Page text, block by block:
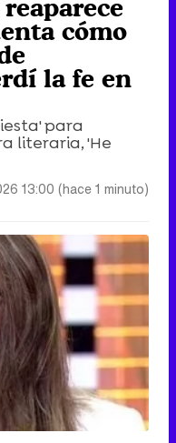
cómo
la fe en
para
literaria, 'He
13:00 (hace 1 minuto)